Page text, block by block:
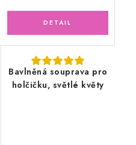
Bavlněná souprava pro
holčičku, světlé květy